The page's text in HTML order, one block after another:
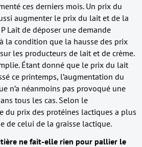
ces derniers mois. Un prix du
augmenter le prix du lait et de la
Lait de déposer une demande
la condition que la hausse des prix
les producteurs de lait et de crème.
Étant donné que le prix du lait
ce printemps, l’augmentation du
n’a néanmoins pas provoqué une
tous les cas. Selon le
du prix des protéines lactiques a plus
de celui de la graisse lactique.
ne fait-elle rien pour pallier le